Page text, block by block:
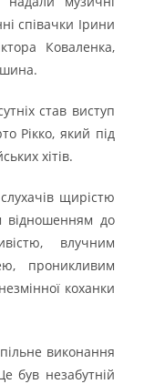
співачки Ірини
Коваленка,
став виступ
Рікко, який під
хітів.
щирістю
відношенням до
влучним
проникливим
коханки
виконання
був незабутній